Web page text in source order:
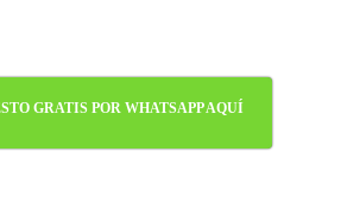
GRATIS POR WHATSAPP AQUÍ